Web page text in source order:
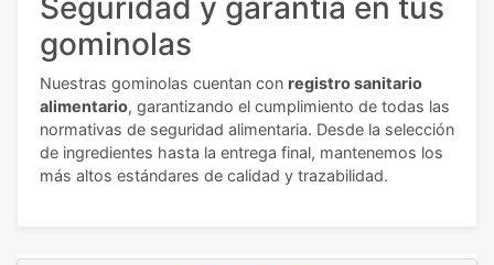
Seguridad y garantía en tus
gominolas
Nuestras gominolas cuentan con registro sanitario
alimentario, garantizando el cumplimiento de todas las
normativas de seguridad alimentaria. Desde la selección
de ingredientes hasta la entrega final, mantenemos los
más altos estándares de calidad y trazabilidad.